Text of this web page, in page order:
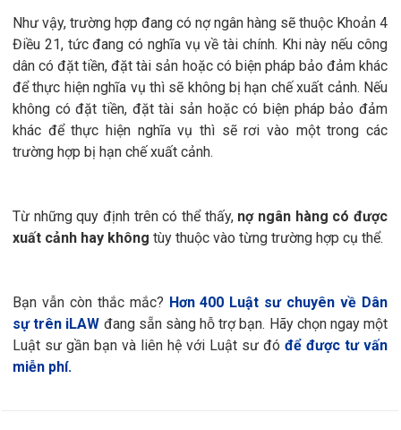
Như vậy, trường hợp đang có nợ ngân hàng sẽ thuộc Khoản 4
Điều 21, tức đang có nghĩa vụ về tài chính. Khi này nếu công
dân có đặt tiền, đặt tài sản hoặc có biện pháp bảo đảm khác
để thực hiện nghĩa vụ thì sẽ không bị hạn chế xuất cảnh. Nếu
không có đặt tiền, đặt tài sản hoặc có biện pháp bảo đảm
khác để thực hiện nghĩa vụ thì sẽ rơi vào một trong các
trường hợp bị hạn chế xuất cảnh.
Từ những quy định trên có thể thấy, nợ ngân hàng có được
xuất cảnh hay không tùy thuộc vào từng trường hợp cụ thể.
Bạn vẫn còn thắc mắc? Hơn 400 Luật sư chuyên về Dân
sự trên iLAW đang sẵn sàng hỗ trợ bạn. Hãy chọn ngay một
Luật sư gần bạn và liên hệ với Luật sư đó để được tư vấn
miễn phí.